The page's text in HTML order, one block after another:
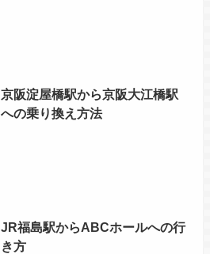
京阪淀屋橋駅から京阪大江橋駅
への乗り換え方法
JR福島駅からABCホールへの行
き方